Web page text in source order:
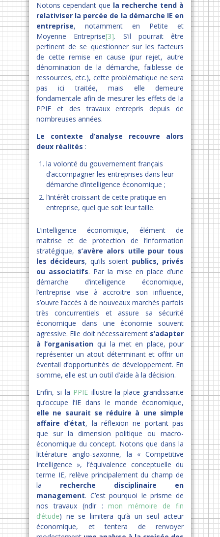
Notons cependant que la recherche tend à
relativiser la percée de la démarche IE en
entreprise, notamment en Petite et
Moyenne Entreprise[3]. S’il pourrait être
pertinent de se questionner sur les facteurs
de cette remise en cause (pur rejet, autre
dénomination de la démarche, faiblesse de
ressources, etc.), cette problématique ne sera
pas ici traitée, mais elle demeure
fondamentale afin de mesurer les effets de la
PPIE et des travaux entrepris depuis de
nombreuses années.
Le contexte d’analyse recouvre alors
deux réalités :
la volonté du gouvernement français
d’accompagner les entreprises dans leur
démarche d’intelligence économique ;
l’intérêt croissant de cette pratique en
entreprise, quel que soit leur taille.
L’intelligence économique, élément de
maitrise et de protection de l’information
stratégique, s’avère alors utile pour tous
les décideurs, qu’ils soient publics, privés
ou associatifs. Par la mise en place d’une
démarche d’intelligence économique,
l’entreprise vise à accroitre son influence,
s’ouvre l’accès à de nouveaux marchés parfois
très concurrentiels et assure sa sécurité
économique dans une économie souvent
agressive. Elle doit nécessairement s’adapter
à l’organisation qui la met en place, pour
représenter un atout déterminant et offrir un
éventail d’opportunités de développement. En
somme, elle est un outil d’aide à la décision.
Enfin, si la PPIE illustre la place grandissante
qu’occupe l’IE dans le monde économique,
elle ne saurait se réduire à une simple
affaire d’état, la réflexion ne portant pas
que sur la dimension politique ou macro-
économique du concept. Notons que dans la
littérature anglo-saxonne, la « Competitive
Intelligence », l’équivalence conceptuelle du
terme IE, relève principalement du champ de
la recherche disciplinaire en
management. C’est pourquoi le prisme de
nos travaux (ndlr :mon mémoire de fin
d’étude) ne se limitera qu’à un seul acteur
économique, et tentera de renvoyer